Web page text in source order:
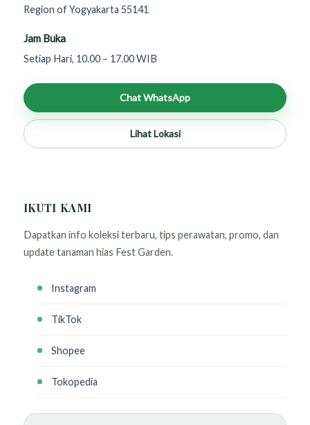
Region of Yogyakarta 55141
Jam Buka
Setiap Hari, 10.00 – 17.00 WIB
Chat WhatsApp
Lihat Lokasi
IKUTI KAMI
Dapatkan info koleksi terbaru, tips perawatan, promo, dan
update tanaman hias Fest Garden.
Instagram
TikTok
Shopee
Tokopedia